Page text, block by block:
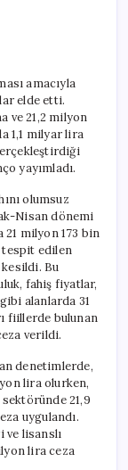
4
Ayda
1,1
Milyar
Lira**
için
amacıyla
elde etti.
ve 21,2 milyon
1,1 milyar lira
yayımladı.
olumsuz
Nisan dönemi
21 milyon 173 bin
tespit edilen
Bu
fahiş fiyatlar,
alanlarda 31
fiillerde bulunan
verildi.
denetimlerde,
lira olurken,
21,9
uygulandı.
ve lisanslı
lira ceza